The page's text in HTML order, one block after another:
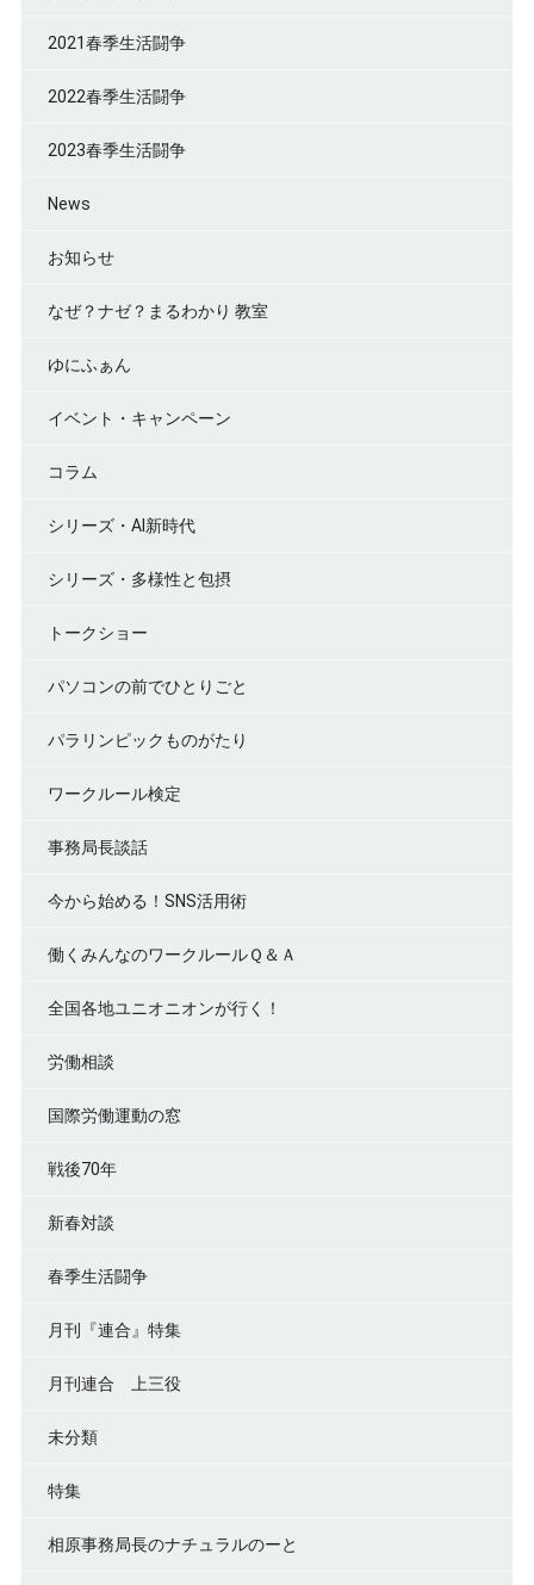
2021春季生活闘争
2022春季生活闘争
2023春季生活闘争
News
お知らせ
なぜ？ナゼ？まるわかり 教室
ゆにふぁん
イベント・キャンペーン
コラム
シリーズ・AI新時代
シリーズ・多様性と包摂
トークショー
パソコンの前でひとりごと
パラリンピックものがたり
ワークルール検定
事務局長談話
今から始める！SNS活用術
働くみんなのワークルールＱ＆Ａ
全国各地ユニオニオンが行く！
労働相談
国際労働運動の窓
戦後70年
新春対談
春季生活闘争
月刊『連合』特集
月刊連合 上三役
未分類
特集
相原事務局長のナチュラルのーと